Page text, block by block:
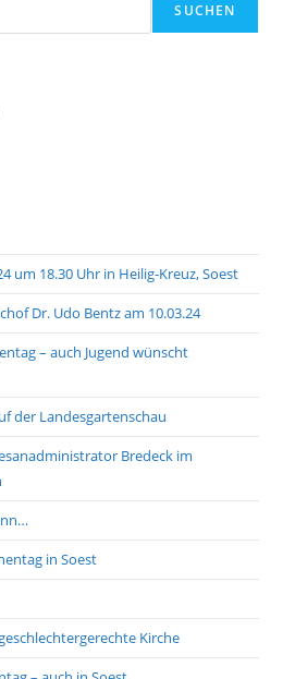
SUCHEN
um 18.30 Uhr in Heilig-Kreuz, Soest
Dr. Udo Bentz am 10.03.24
– auch Jugend wünscht
der Landesgartenschau
Bredeck im
in Soest
Kirche